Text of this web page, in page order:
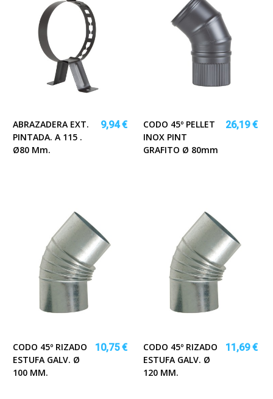
ABRAZADERA EXT.
PINTADA. A 115 .
Ø80 Mm.
9,94 €
CODO 45º PELLET
INOX PINT
GRAFITO Ø 80mm
26,19 €
CODO 45º RIZADO
ESTUFA GALV. Ø
100 MM.
10,75 €
CODO 45º RIZADO
ESTUFA GALV. Ø
120 MM.
11,69 €